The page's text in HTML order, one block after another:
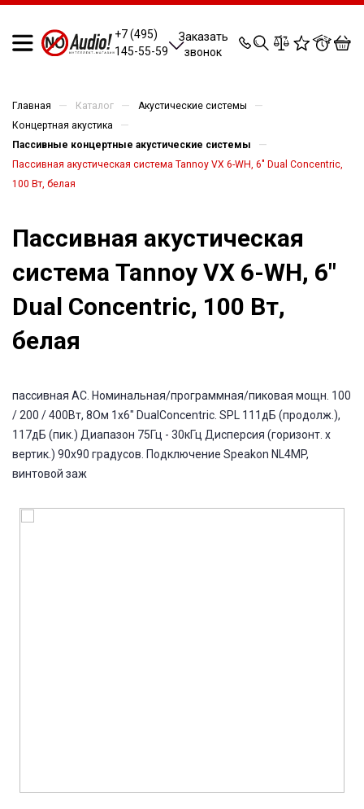
+7 (495)
145-55-59
Заказать
звонок
0 0 0 0
Главная — Каталог — Акустические системы —
Концертная акустика —
Пассивные концертные акустические системы —
Пассивная акустическая система Tannoy VX 6-WH, 6" Dual Concentric,
100 Вт, белая
Пассивная акустическая
система Tannoy VX 6-WH, 6"
Dual Concentric, 100 Вт,
белая
пассивная АС. Номинальная/программная/пиковая мощн. 100
/ 200 / 400Вт, 8Ом 1х6" DualConcentric. SPL 111дБ (продолж.),
117дБ (пик.) Диапазон 75Гц - 30кГц Дисперсия (горизонт. х
вертик.) 90х90 градусов. Подключение Speakon NL4MP,
винтовой заж